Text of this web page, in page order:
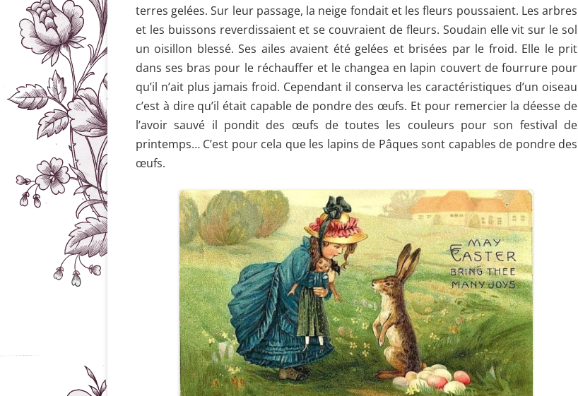
terres gelées. Sur leur passage, la neige fondait et lesfleurs poussaient. Les arbres
et les buissons reverdissaient et se couvraient de fleurs. Soudain elle vit sur le sol
un oisillon blessé. Ses ailes avaient été gelées et brisées par le froid. Elle le prit
dans ses bras pour le réchauffer et le changea en lapin couvert de fourrure pour
qu’il n’ait plus jamais froid. Cependant il conserva les caractéristiques d’un oiseau
c’est à dire qu’il était capable de pondre des œufs. Et pour remercier la déesse de
l’avoir sauvé il pondit des œufs de toutes les couleurs pour son festival de
printemps… C’est pour cela que les lapins de Pâques sont capables de pondre des
œufs.